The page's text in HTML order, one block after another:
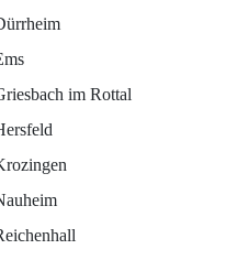
im Rottal